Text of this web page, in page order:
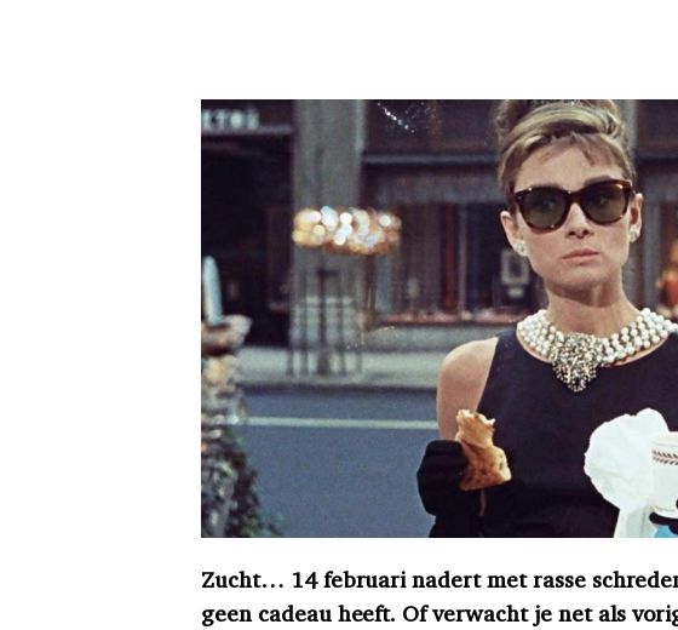
Zucht… 14 februari nadert met rasse
geen cadeau heeft. Of verwacht je net als